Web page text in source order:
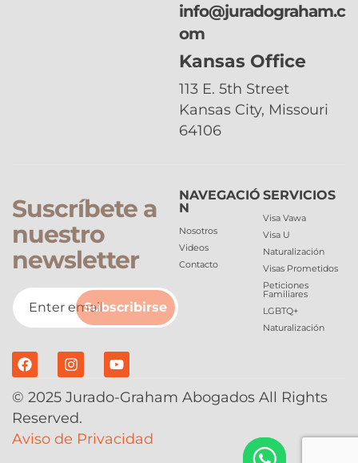
info@juradograham.c
om
Kansas Office
113 E. 5th Street
Kansas City, Missouri
64106
Suscríbete a
nuestro
newsletter
Subscribirse
NAVEGACIÓ
N
Nosotros
Videos
Contacto
SERVICIOS
Visa Vawa
Visa U
Naturalización
Visas Prometidos
Peticiones
Familiares
LGBTQ+
Naturalización
© 2025 Jurado-Graham Abogados All Rights
Reserved.
Aviso de Privacidad